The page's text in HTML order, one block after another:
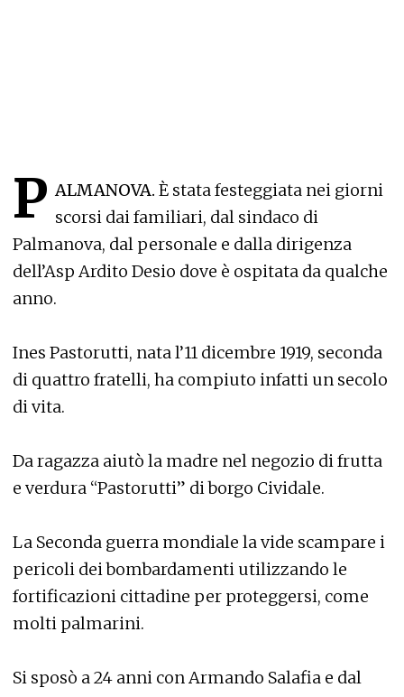
P ALMANOVA. È stata festeggiata nei giorni
scorsi dai familiari, dal sindaco di
Palmanova, dal personale e dalla dirigenza
dell’Asp Ardito Desio dove è ospitata da qualche
anno.
Ines Pastorutti, nata l’11 dicembre 1919, seconda
di quattro fratelli, ha compiuto infatti un secolo
di vita.
Da ragazza aiutò la madre nel negozio di frutta
e verdura “Pastorutti” di borgo Cividale.
La Seconda guerra mondiale la vide scampare i
pericoli dei bombardamenti utilizzando le
fortificazioni cittadine per proteggersi, come
molti palmarini.
Si sposò a 24 anni con Armando Salafia e dal